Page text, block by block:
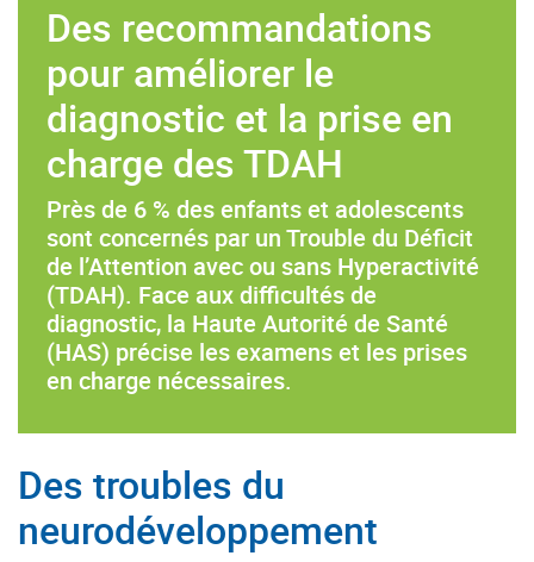
Des recommandations
pour améliorer le
diagnostic et la prise en
charge des TDAH
Près de 6 % des enfants et adolescents
sont concernés par un Trouble du Déficit
de l’Attention avec ou sans Hyperactivité
(TDAH). Face aux difficultés de
diagnostic, la Haute Autorité de Santé
(HAS) précise les examens et les prises
en charge nécessaires.
Des troubles du
neurodéveloppement